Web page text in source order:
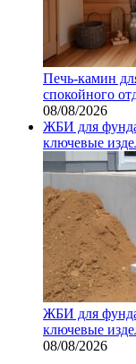
Печь-камин
спокойного
08/08/2026
ЖБИ для
ключевые
ЖБИ для
ключевые
08/08/2026